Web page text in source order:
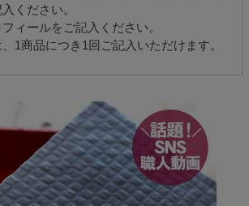
ください。
ィールをご記入ください。
1商品につき1回ご記入いただけます。